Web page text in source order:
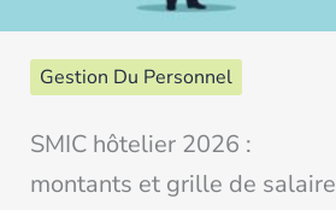
Gestion Du Personnel
SMIC hôtelier 2026 :
montants et grille de salaire